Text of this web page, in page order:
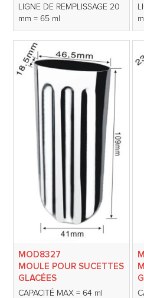
LIGNE DE REMPLISSAGE 20
mm = 65 ml
MOD8327
MOULE POUR SUCETTES
GLACÉES
CAPACITÉ MAX = 64 ml